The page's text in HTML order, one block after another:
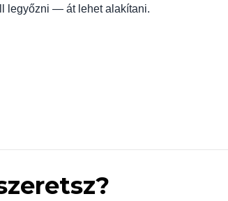
legyőzni — át lehet alakítani.